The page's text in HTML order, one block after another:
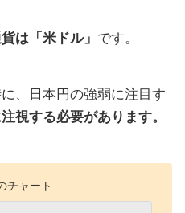
は「米ドル」 です。
、日本円の強弱に注目す
視する必要があります。
チャート